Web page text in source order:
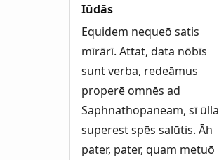
Iūdās
Equidem nequeō satis
mīrārī. Attat, data nōbīs
sunt verba, redeāmus
properē omnēs ad
Saphnathopaneam, sī ūlla
superest spēs salūtis. Āh
pater, pater, quam metuō